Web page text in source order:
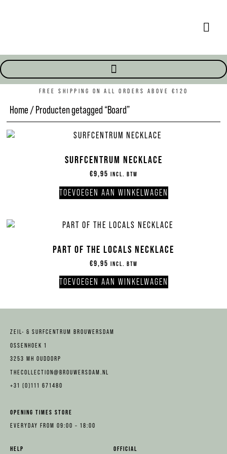
FREE SHIPPING ON ALL ORDERS ABOVE €120
Home / Producten getagged “Board”
SURFCENTRUM NECKLACE
€9,95 INCL. BTW
TOEVOEGEN AAN WINKELWAGEN
PART OF THE LOCALS NECKLACE
€9,95 INCL. BTW
TOEVOEGEN AAN WINKELWAGEN
ZEIL- & SURFCENTRUM BROUWERSDAM
OSSENHOEK 1
3253 MH OUDDORP
THECOLLECTION@BROUWERSDAM.NL
+31 (0)111 671480
OPENING TIMES STORE
EVERYDAY FROM 09:00 – 18:00
HELP OFFICIAL